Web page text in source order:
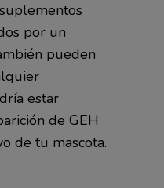
por un
pueden
estar
de GEH
de tu mascota.